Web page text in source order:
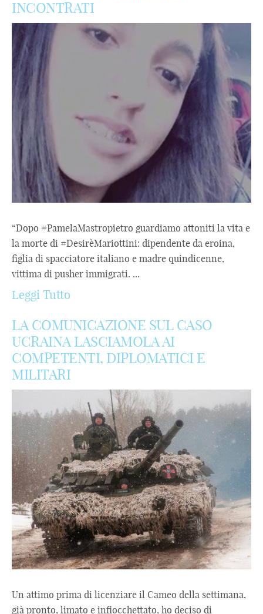
INCONTRATI
“Dopo #PamelaMastropietro guardiamo attoniti la vita e
la morte di #DesirèMariottini: dipendente da eroina,
figlia di spacciatore italiano e madre quindicenne,
vittima di pusher immigrati. ...
Leggi Tutto
LA COMUNICAZIONE SUL CASO
UCRAINA LASCIAMOLA AI
COMPETENTI, DIPLOMATICI E
MILITARI
Un attimo prima di licenziare il Cameo della settimana,
già pronto, limato e infiocchettato, ho deciso di